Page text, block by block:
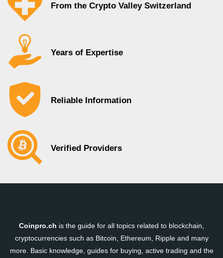
From the Crypto Valley Switzerland
Years of Expertise
Reliable Information
Verified Providers
Coinpro.ch is the guide for all topics related to blockchain,
cryptocurrencies such as Bitcoin, Ethereum, Ripple and many
more. Basic knowledge, guides for buying, active trading and the